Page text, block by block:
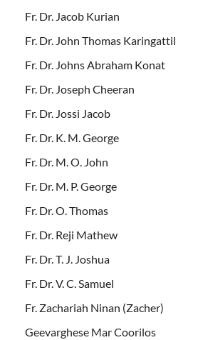
Fr. Dr. Jacob Kurian
Fr. Dr. John Thomas Karingattil
Fr. Dr. Johns Abraham Konat
Fr. Dr. Joseph Cheeran
Fr. Dr. Jossi Jacob
Fr. Dr. K. M. George
Fr. Dr. M. O. John
Fr. Dr. M. P. George
Fr. Dr. O. Thomas
Fr. Dr. Reji Mathew
Fr. Dr. T. J. Joshua
Fr. Dr. V. C. Samuel
Fr. Zachariah Ninan (Zacher)
Geevarghese Mar Coorilos